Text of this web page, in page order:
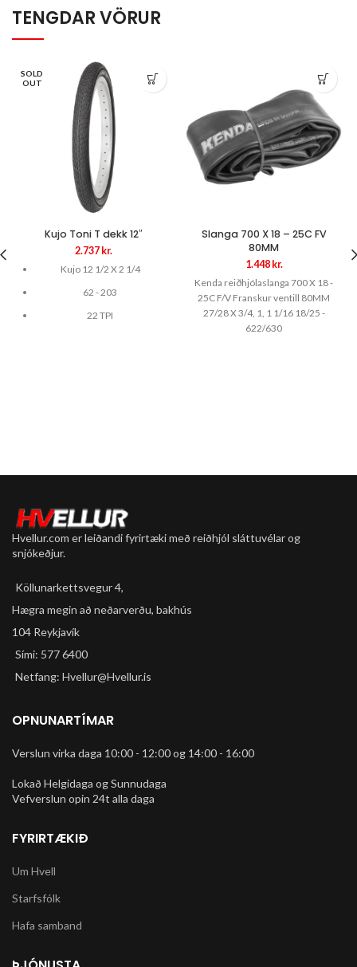
TENGDAR VÖRUR
SOLD
OUT
Kujo Toni T dekk 12″
2.737 kr.
Kujo 12 1/2 X 2 1/4
62 - 203
22 TPI
Slanga 700 X 18 – 25C FV
80MM
1.448 kr.
Kenda reiðhjólaslanga 700 X 18 -
25C F/V Franskur ventill 80MM
27/28 X 3/4, 1, 1 1/16 18/25 -
622/630
Hvellur.com er leiðandi fyrirtæki með reiðhjól sláttuvélar og
snjókeðjur.
Köllunarkettsvegur 4,
Hægra megin að neðarverðu, bakhús
104 Reykjavík
Sími: 577 6400
Netfang: Hvellur@Hvellur.is
OPNUNARTÍMAR
Verslun virka daga 10:00 - 12:00 og 14:00 - 16:00
Lokað Helgidaga og Sunnudaga
Vefverslun opin 24t alla daga
FYRIRTÆKIÐ
Um Hvell
Starfsfólk
Hafa samband